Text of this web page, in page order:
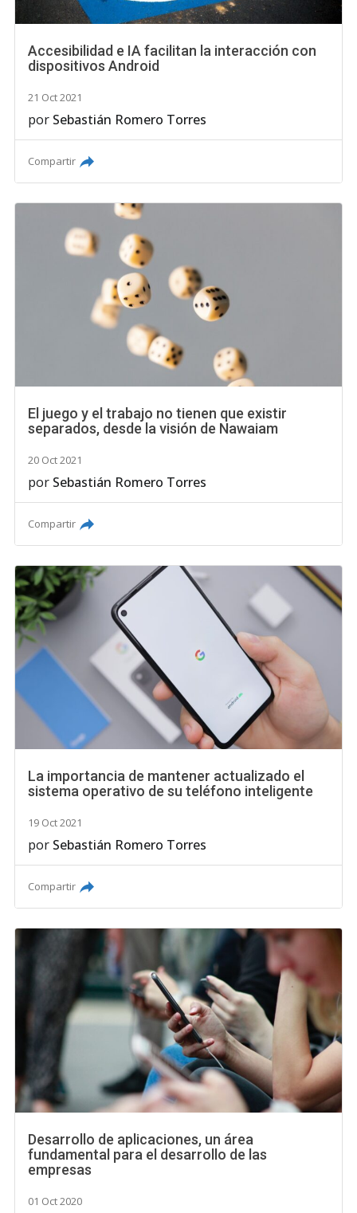
Accesibilidad e IA facilitan la interacción con
dispositivos Android
21 Oct 2021
por Sebastián Romero Torres
Compartir
El juego y el trabajo no tienen que existir
separados, desde la visión de Nawaiam
20 Oct 2021
por Sebastián Romero Torres
Compartir
La importancia de mantener actualizado el
sistema operativo de su teléfono inteligente
19 Oct 2021
por Sebastián Romero Torres
Compartir
Desarrollo de aplicaciones, un área
fundamental para el desarrollo de las
empresas
01 Oct 2020